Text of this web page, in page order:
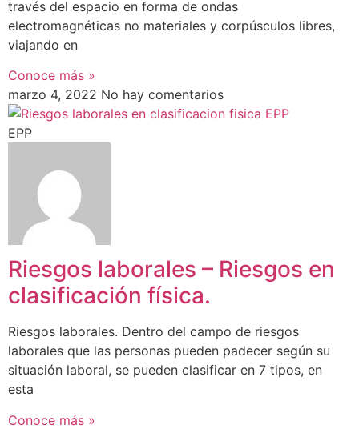
través del espacio en forma de ondas
electromagnéticas no materiales y corpúsculos libres,
viajando en
Conoce más »
marzo 4, 2022 No hay comentarios
EPP
Riesgos laborales – Riesgos en
clasificación física.
Riesgos laborales. Dentro del campo de riesgos
laborales que las personas pueden padecer según su
situación laboral, se pueden clasificar en 7 tipos, en
esta
Conoce más »